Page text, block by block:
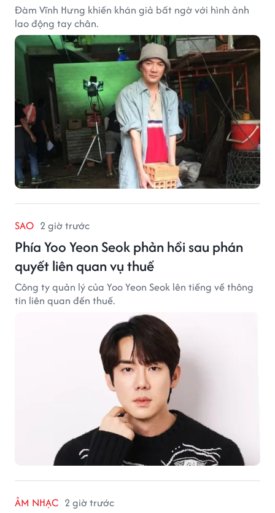
Đàm Vĩnh Hưng khiến khán giả bất ngờ với hình ảnh
lao động tay chân.
SAO 2 giờ trước
Phía Yoo Yeon Seok phản hồi sau phán
quyết liên quan vụ thuế
Công ty quản lý của Yoo Yeon Seok lên tiếng về thông
tin liên quan đến thuế.
ÂM NHẠC 2 giờ trước